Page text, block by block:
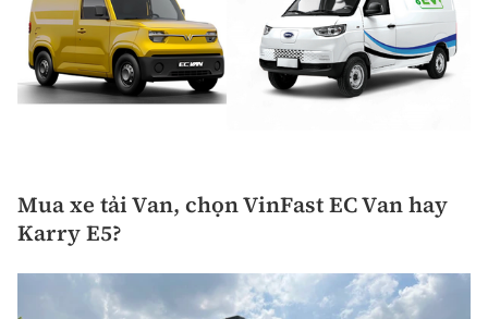
Mua xe tải Van, chọn VinFast EC Van hay
Karry E5?